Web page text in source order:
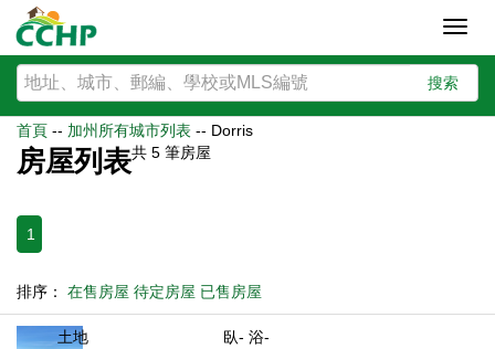
搜索
首頁 -- 加州所有城市列表 -- Dorris
房屋列表共 5 筆房屋
1
排序： 在售房屋 待定房屋 已售房屋
土地
臥- 浴-